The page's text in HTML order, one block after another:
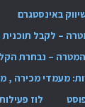
באינסטגרם
– לקבל תוכנית
– נבחרת
מעמדי מכירה ,
לוז פעילות